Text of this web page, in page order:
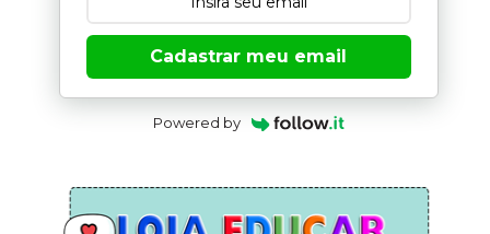
Cadastrar meu email
Powered by